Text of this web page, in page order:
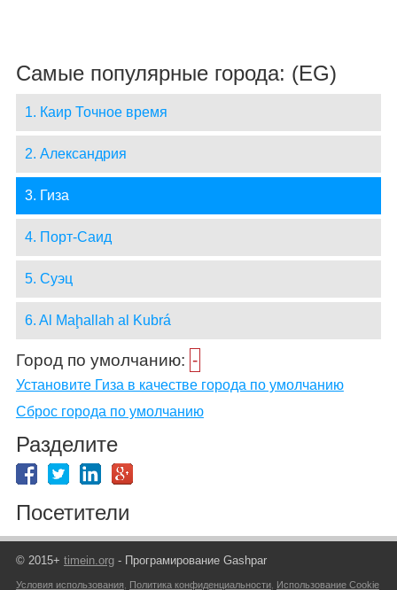
Самые популярные города: (EG)
1. Каир Точное время
2. Александрия
3. Гиза
4. Порт-Саид
5. Суэц
6. Al Maḩallah al Kubrá
Город по умолчанию: -
Установите Гиза в качестве города по умолчанию
Сброс города по умолчанию
Разделите
Посетители
© 2015+ timein.org- Програмирование Gashpar
Условия использования Политика конфиденциальности, Использование Cookie